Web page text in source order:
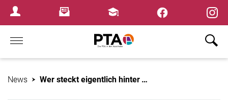
Login MenuNewsletterFortbildungen
Home
News Wer steckt eigentlich hinter …
×